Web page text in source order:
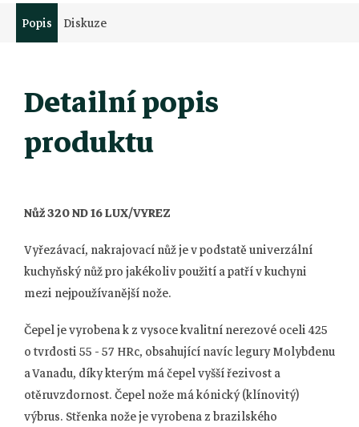
Popis Diskuze
Detailní popis
produktu
Nůž 320 ND 16 LUX/VYREZ
Vyřezávací, nakrajovací nůž je v podstatě univerzální
kuchyňský nůž pro jakékoliv použití a patří v kuchyni
mezi nejpoužívanější nože.
Čepel je vyrobena k z vysoce kvalitní nerezové oceli 425
o tvrdosti 55 - 57 HRc, obsahující navíc legury Molybdenu
a Vanadu, díky kterým má čepel vyšší řezivost a
otěruvzdornost. Čepel nože má kónický (klínovitý)
výbrus. Střenka nože je vyrobena z brazilského